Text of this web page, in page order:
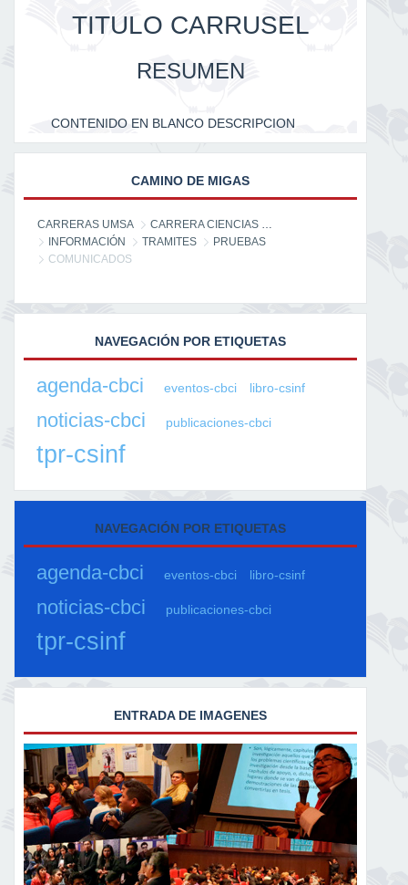
TITULO CARRUSEL
RESUMEN
CONTENIDO EN BLANCO DESCRIPCION
CAMINO DE MIGAS
CARRERAS UMSA
CARRERA CIENCIAS DE LA INFORMACIÓN
INFORMACIÓN
TRAMITES
PRUEBAS
COMUNICADOS
NAVEGACIÓN POR ETIQUETAS
agenda-cbci eventos-cbci libro-csinf
noticias-cbci publicaciones-cbci
tpr-csinf
NAVEGACIÓN POR ETIQUETAS
agenda-cbci eventos-cbci libro-csinf
noticias-cbci publicaciones-cbci
tpr-csinf
ENTRADA DE IMAGENES